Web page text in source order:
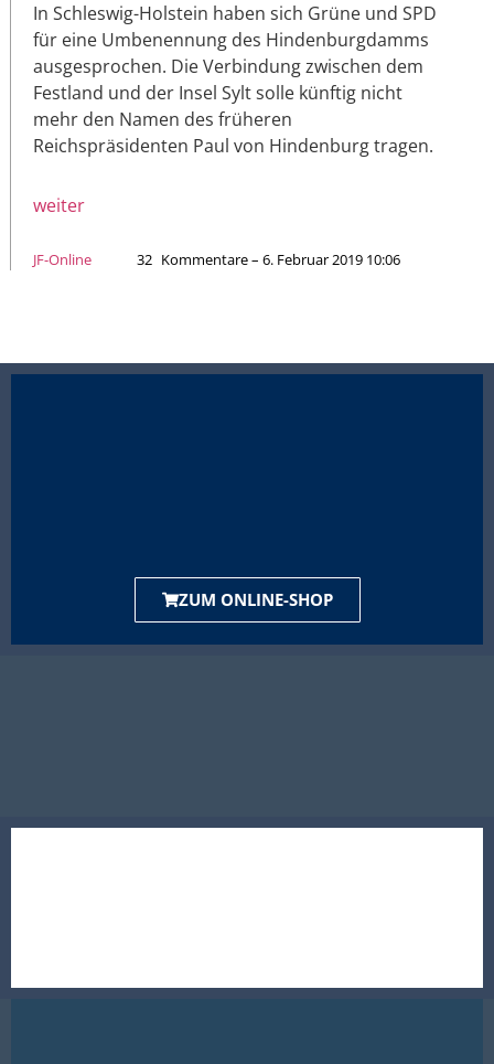
In Schleswig-Holstein haben sich Grüne und SPD
für eine Umbenennung des Hindenburgdamms
ausgesprochen. Die Verbindung zwischen dem
Festland und der Insel Sylt solle künftig nicht
mehr den Namen des früheren
Reichspräsidenten Paul von Hindenburg tragen.
weiter
JF-Online 32 Kommentare – 6. Februar 2019 10:06
ZUM ONLINE-SHOP